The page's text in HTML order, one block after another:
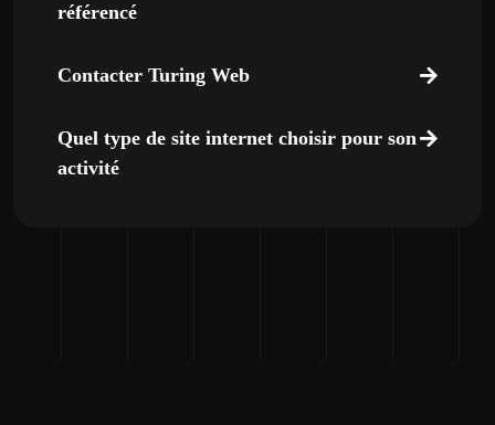
référencé
Contacter Turing Web
Quel type de site internet choisir pour son
activité